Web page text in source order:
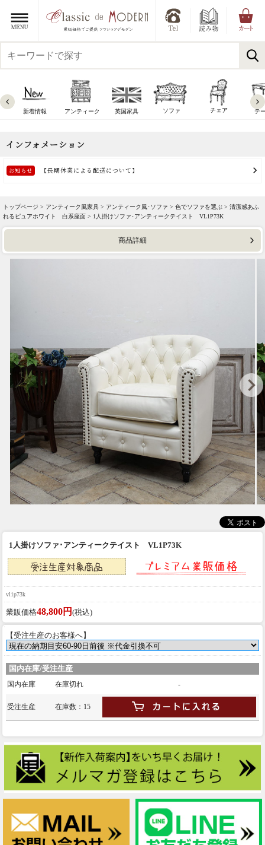
新着情報 アンティーク 英国家具 ソファ チェア テ
トップページ > アンティーク風家具 > アンティーク風･ソファ > 色でソファを選ぶ > 清潔感あふ
れるピュアホワイト 白系座面 > 1人掛けソファ･アンティークテイスト VL1P73K
商品詳細
1人掛けソファ･アンティークテイスト VL1P73K
vl1p73k
業販価格48,800円 (税込)
【受注生産のお客様へ】
国内在庫/受注生産
国内在庫 在庫切れ -
受注生産 在庫数：15